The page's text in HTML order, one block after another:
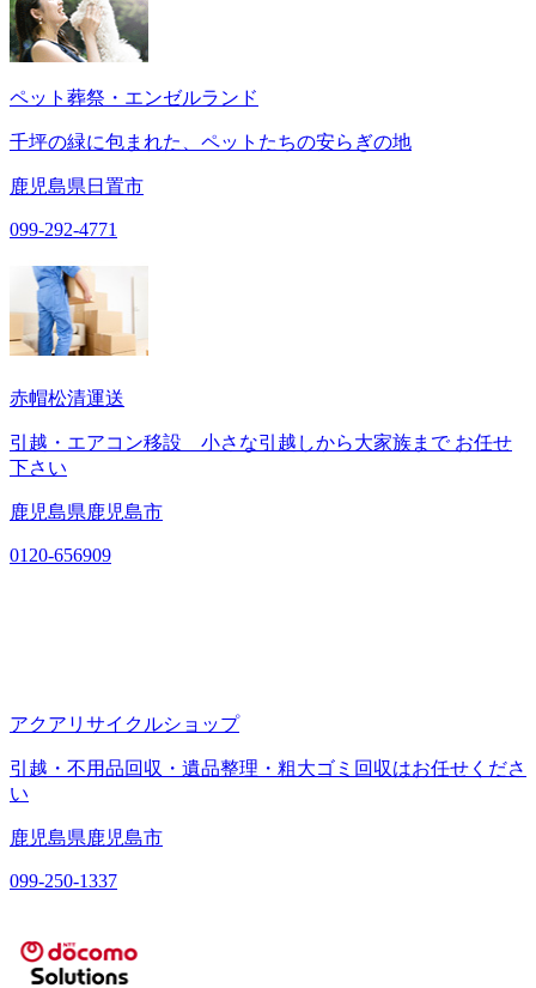
ペット葬祭・エンゼルランド
千坪の緑に包まれた、ペットたちの安らぎの地
鹿児島県日置市
099-292-4771
赤帽松清運送
引越・エアコン移設 小さな引越しから大家族まで お任せ
下さい
鹿児島県鹿児島市
0120-656909
アクアリサイクルショップ
引越・不用品回収・遺品整理・粗大ゴミ回収はお任せくださ
い
鹿児島県鹿児島市
099-250-1337